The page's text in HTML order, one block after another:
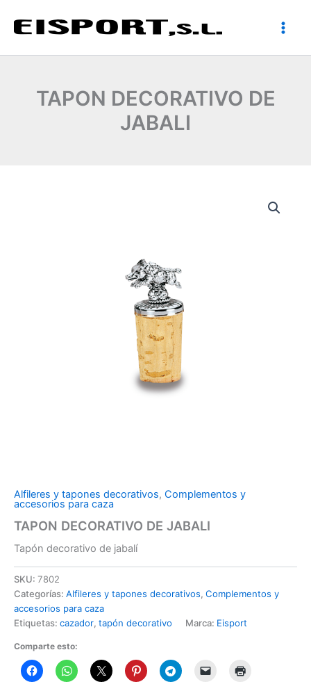
TAPON DECORATIVO DE
JABALI
Alfileres y tapones decorativos, Complementos y
accesorios para caza
TAPON DECORATIVO DE JABALI
Tapón decorativo de jabalí
SKU: 7802
Categorías: Alfileres y tapones decorativos, Complementos y
accesorios para caza
Etiquetas: cazador, tapón decorativo Marca: Eisport
Comparte esto: